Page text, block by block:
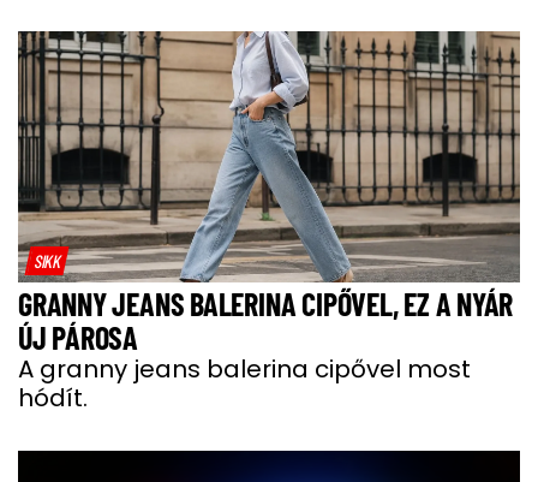
SIKK
GRANNY JEANS BALERINA CIPŐVEL, EZ A NYÁR
ÚJ PÁROSA
A granny jeans balerina cipővel most
hódít.